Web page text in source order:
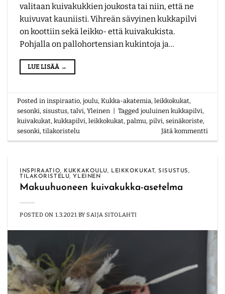
valitaan kuivakukkien joukosta tai niin, että ne
kuivuvat kauniisti. Vihreän sävyinen kukkapilvi
on koottiin sekä leikko- että kuivakukista.
Pohjalla on pallohortensian kukintoja ja…
LUE LISÄÄ →
Posted ininspiraatio,joulu,Kukka-akatemia,leikkokukat,
sesonki,sisustus,talvi,Yleinen Taggedjouluinen kukkapilvi,
kuivakukat,kukkapilvi,leikkokukat,palmu,pilvi,seinäkoriste,
sesonki,tilakoristelu Jätä kommentti
INSPIRAATIO, KUKKAKOULU, LEIKKOKUKAT,SISUSTUS,
TILAKORISTELU, YLEINEN
Makuuhuoneen kuivakukka-asetelma
POSTED ON 1.3.2021 BYSAIJA SITOLAHTI